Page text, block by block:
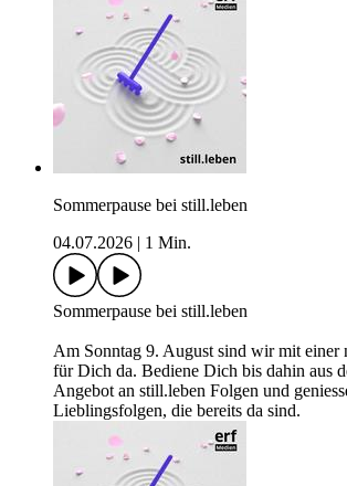
Sommerpause bei still.leben
04.07.2026
1 Min.
Sommerpause bei still.leben
Am Sonntag 9. August sind wir mit einer
für Dich da. Bediene Dich bis dahin aus
Angebot an still.leben Folgen und
Lieblingsfolgen, die bereits da sind.